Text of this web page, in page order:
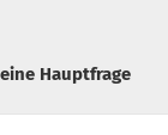
eine Hauptfrage